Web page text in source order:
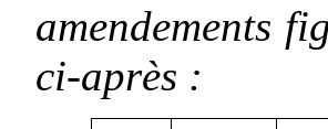
amendements
ci-après :